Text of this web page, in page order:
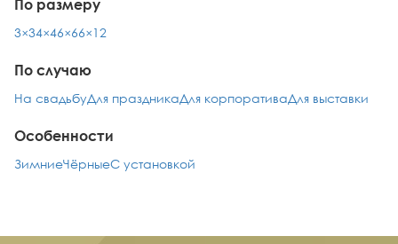
По размеру
3×34×46×66×12
По случаю
На свадьбуДля праздникаДля корпоративаДля выставки
Особенности
ЗимниеЧёрныеС установкой